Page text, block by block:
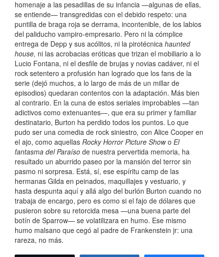
homenaje a las pesadillas de su infancia —algunas de ellas,
se entiende— transgredidas con el debido respeto: una
puntilla de braga roja se derrama, incontenible, de los labios
del paliducho vampiro-empresario. Pero ni la cómplice
entrega de Depp y sus acólitos, ni la pirotécnica haunted
house, ni las acrobacias eróticas que trizan el mobiliario a lo
Lucio Fontana, ni el desfile de brujas y novias cadáver, ni el
rock setentero a profusión han logrado que los fans de la
serie (dejó muchos, a lo largo de más de un millar de
episodios) quedaran contentos con la adaptación. Más bien
al contrario. En la cuna de estos seriales improbables —tan
adictivos como extenuantes—, que era su primer y familiar
destinatario, Burton ha perdido todos los puntos. Lo que
pudo ser una comedia de rock siniestro, con Alice Cooper en
el ajo, como aquellas Rocky Horror Picture Showo El
fantasma del Paraíso de nuestra pervertida memoria, ha
resultado un aburrido paseo por la mansión del terror sin
pasmo ni sorpresa. Está, sí, ese espíritu camp de las
hermanas Gilda en peinados, maquillajes y vestuario, y
hasta despunta aquí y allá algo del burlón Burton cuando no
trabaja de encargo, pero es como si el fajo de dólares que
pusieron sobre su retorcida mesa —una buena parte del
botín de Sparrow— se volatilizara en humo. Ese mismo
humo malsano que cegó al padre de Frankenstein jr: una
rareza, no más.